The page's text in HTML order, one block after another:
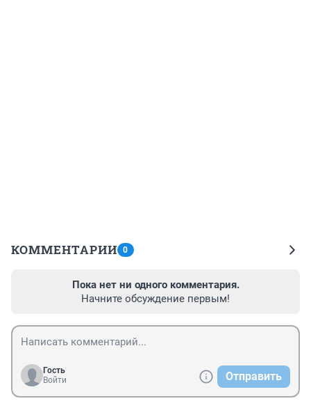
КОММЕНТАРИИ 0
Пока нет ни одного комментария.
Начните обсуждение первым!
Гость
Войти
Отправить